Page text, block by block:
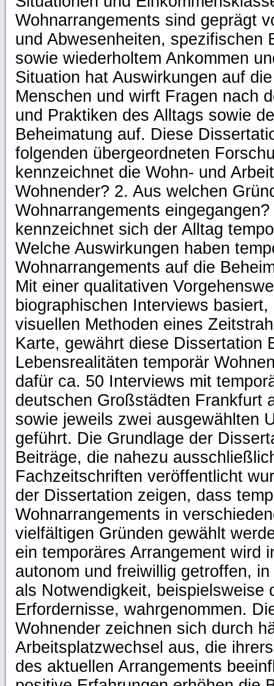
Wohnarrangements sind geprägt
und Abwesenheiten, spezifischen
sowie wiederholtem Ankommen
Situation hat Auswirkungen auf
Menschen und wirft Fragen nach
und Praktiken des Alltags sowie
Beheimatung auf. Diese
folgenden übergeordneten
kennzeichnet die Wohn- und
Wohnender? 2. Aus welchen
Wohnarrangements
kennzeichnet sich der Alltag
Welche Auswirkungen haben
Wohnarrangements auf die
Mit einer qualitativen
biographischen Interviews
visuellen Methoden eines
Karte, gewährt diese Dissertation
Lebensrealitäten temporär
dafür ca. 50 Interviews mit
deutschen Großstädten Frankfurt
sowie jeweils zwei ausgewählten
geführt. Die Grundlage der
Beiträge, die nahezu
Fachzeitschriften veröffentlicht
der Dissertation zeigen, dass
Wohnarrangements in
vielfältigen Gründen gewählt
ein temporäres Arrangement wird
autonom und freiwillig getroffen,
als Notwendigkeit, beispielsweise
Erfordernisse, wahrgenommen.
Wohnender zeichnen sich durch
Arbeitsplatzwechsel aus, die
des aktuellen Arrangements